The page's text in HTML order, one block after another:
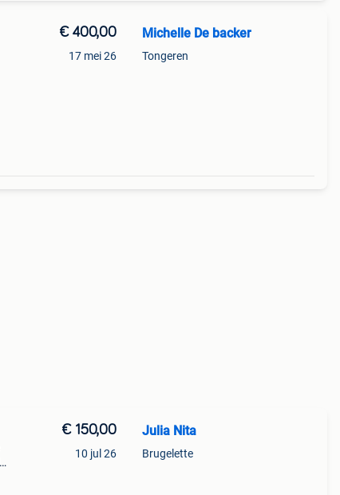
€ 400,00
17 mei 26
Michelle De backer
Tongeren
€ 150,00
10 jul 26
Julia Nita
Brugelette